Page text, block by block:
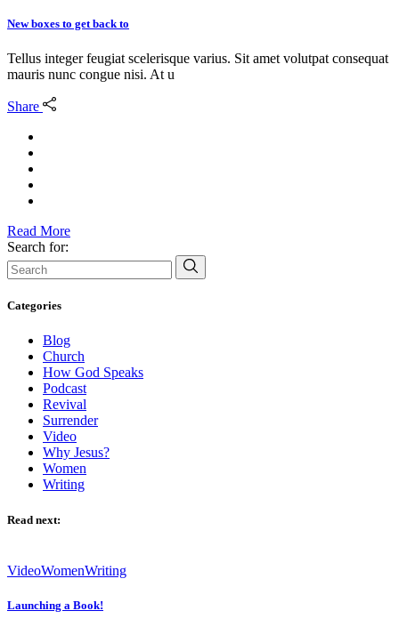
New boxes to get back to
Tellus integer feugiat scelerisque varius. Sit amet volutpat consequat
mauris nunc congue nisi. At u
Share
Read More
Search for:
Categories
Blog
Church
How God Speaks
Podcast
Revival
Surrender
Video
Why Jesus?
Women
Writing
Read next:
VideoWomenWriting
Launching a Book!